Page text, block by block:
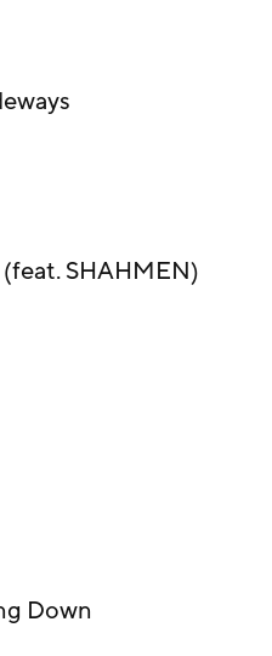
SHAHMEN)
Down